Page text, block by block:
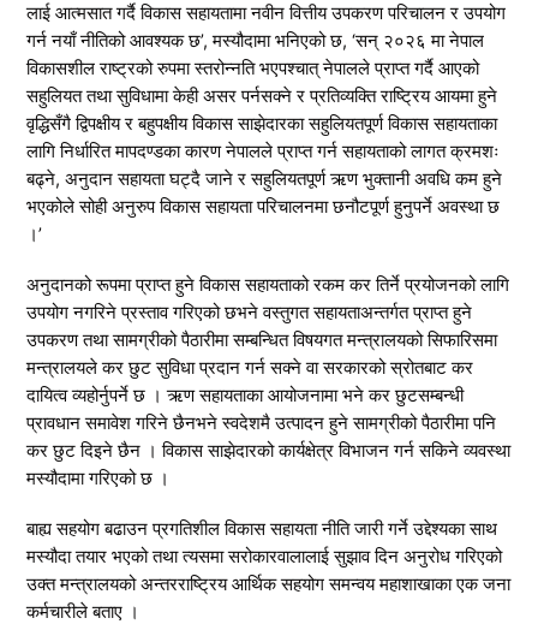
लाई आत्मसात गर्दै विकास सहायतामा नवीन वित्तीय उपकरण परिचालन र उपयोग
गर्न नयाँ नीतिको आवश्यक छ’, मस्यौदामा भनिएको छ, ‘सन् २०२६ मा नेपाल
विकासशील राष्ट्रको रुपमा स्तरोन्नति भएपश्चात् नेपालले प्राप्त गर्दै आएको
सहुलियत तथा सुविधामा केही असर पर्नसक्ने र प्रतिव्यक्ति राष्ट्रिय आयमा हुने
वृद्धिसँगै द्विपक्षीय र बहुपक्षीय विकास साझेदारका सहुलियतपूर्ण विकास सहायताका
लागि निर्धारित मापदण्डका कारण नेपालले प्राप्त गर्न सहायताको लागत क्रमशः
बढ्ने, अनुदान सहायता घट्दै जाने र सहुलियतपूर्ण ऋण भुक्तानी अवधि कम हुने
भएकोले सोही अनुरुप विकास सहायता परिचालनमा छनौटपूर्ण हुनुपर्ने अवस्था छ
।’
अनुदानको रूपमा प्राप्त हुने विकास सहायताको रकम कर तिर्ने प्रयोजनको लागि
उपयोग नगरिने प्रस्ताव गरिएको छभने वस्तुगत सहायताअन्तर्गत प्राप्त हुने
उपकरण तथा सामग्रीको पैठारीमा सम्बन्धित विषयगत मन्त्रालयको सिफारिसमा
मन्त्रालयले कर छुट सुविधा प्रदान गर्न सक्ने वा सरकारको स्रोतबाट कर
दायित्व व्यहोर्नुपर्ने छ । ऋण सहायताका आयोजनामा भने कर छुटसम्बन्धी
प्रावधान समावेश गरिने छैनभने स्वदेशमै उत्पादन हुने सामग्रीको पैठारीमा पनि
कर छुट दिइने छैन । विकास साझेदारको कार्यक्षेत्र विभाजन गर्न सकिने व्यवस्था
मस्यौदामा गरिएको छ ।
बाह्य सहयोग बढाउन प्रगतिशील विकास सहायता नीति जारी गर्ने उद्देश्यका साथ
मस्यौदा तयार भएको तथा त्यसमा सरोकारवालालाई सुझाव दिन अनुरोध गरिएको
उक्त मन्त्रालयको अन्तरराष्ट्रिय आर्थिक सहयोग समन्वय महाशाखाका एक जना
कर्मचारीले बताए ।